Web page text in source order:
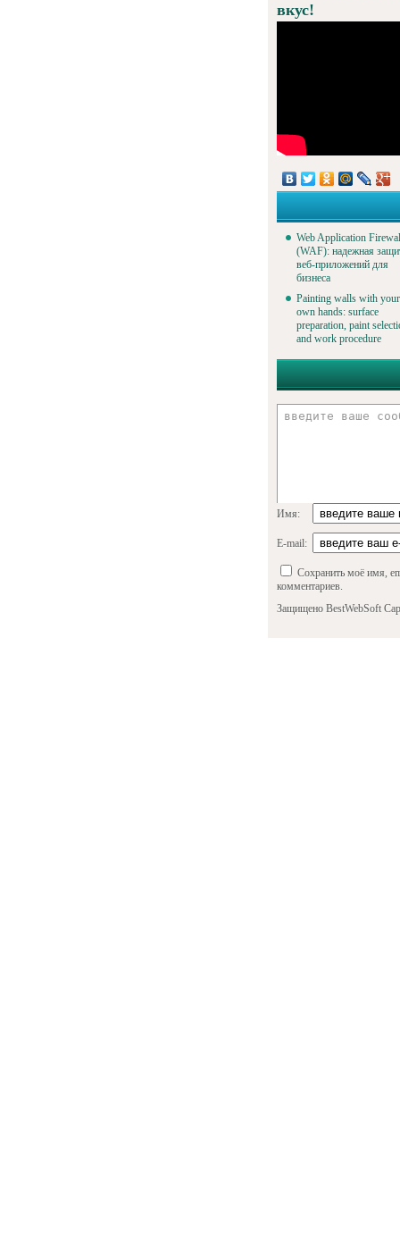
вкус!
Web Application
(WAF): надежная
веб-приложений для
бизнеса
Painting walls with your
own hands: surface
preparation, paint
and work procedure
Имя:
E-mail:
Сохранить моё имя,
комментариев.
Защищено BestWebSoft